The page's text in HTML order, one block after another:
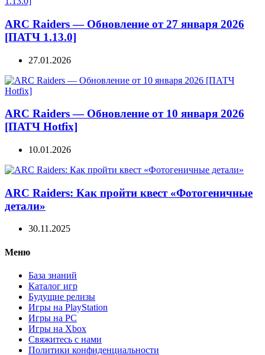
ARC Raiders — Обновление от 27 января 2026
[ПАТЧ 1.13.0]
27.01.2026
ARC Raiders — Обновление от 10 января 2026
[ПАТЧ Hotfix]
10.01.2026
ARC Raiders: Как пройти квест «Фотогеничные
детали»
30.11.2025
Меню
База знаний
Каталог игр
Будущие релизы
Игры на PlayStation
Игры на PC
Игры на Xbox
Свяжитесь с нами
Политики конфиденциальности